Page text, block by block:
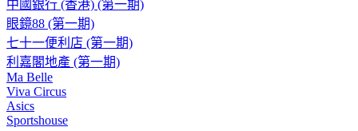
中國銀行 (香港) (第一期)
眼鏡88 (第一期)
七十一便利店 (第一期)
利嘉閣地產 (第一期)
Ma Belle
Viva Circus
Asics
Sportshouse